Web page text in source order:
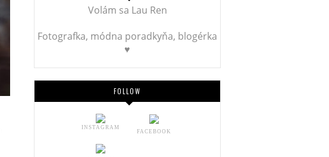
Volám sa Lau Ren
Fotografka, módna poradkyňa, blogérka
♥
FOLLOW
INSTAGRAM
FACEBOOK